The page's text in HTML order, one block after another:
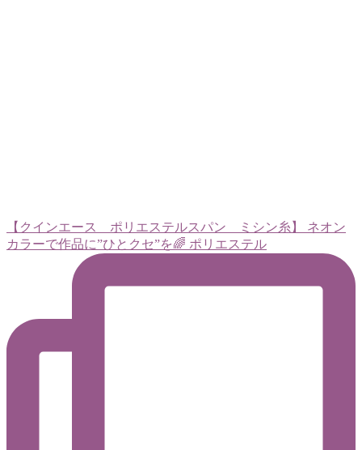
【クインエース ポリエステルスパン ミシン糸】 ネオン
カラーで作品に”ひとクセ”を🌈 ポリエステル